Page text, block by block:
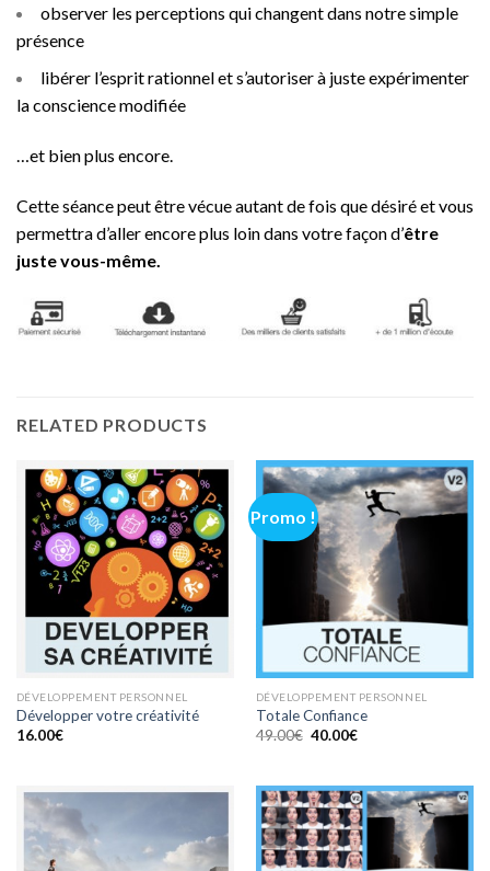
observer les perceptions qui changent dans notre simple
présence
libérer l’esprit rationnel et s’autoriser à juste expérimenter
la conscience modifiée
…et bien plus encore.
Cette séance peut être vécue autant de fois que désiré et vous
permettra d’aller encore plus loin dans votre façon d’être
juste vous-même.
RELATED PRODUCTS
DÉVELOPPEMENT PERSONNEL
Développer votre créativité
16.00€
Promo !
DÉVELOPPEMENT PERSONNEL
Totale Confiance
49.00€ 40.00€